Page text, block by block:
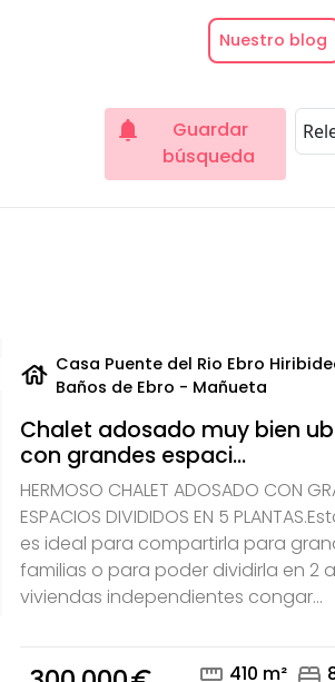
Nuestro blog
notifications
Guardar
búsqueda
mailphone
house Casa Puente del Rio Ebro
Baños de Ebro - Mañueta
Chalet adosado muy bien
con grandes espaci...
HERMOSO CHALET ADOSADO CON
ESPACIOS DIVIDIDOS EN 5
es ideal para compartirla para
familias o para poder dividirla en 2
viviendas independientes congar...
straighten 410 m² bed